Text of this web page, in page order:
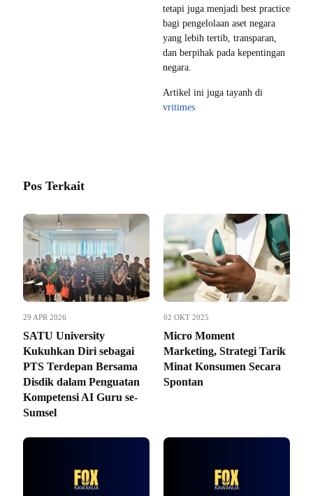
tetapi juga menjadi best practice
bagi pengelolaan aset negara
yang lebih tertib, transparan,
dan berpihak pada kepentingan
negara.
Artikel ini juga tayanh di
vritimes
Pos Terkait
29 APR 2026
SATU University
Kukuhkan Diri sebagai
PTS Terdepan Bersama
Disdik dalam Penguatan
Kompetensi AI Guru se-
Sumsel
02 OKT 2025
Micro Moment
Marketing, Strategi Tarik
Minat Konsumen Secara
Spontan